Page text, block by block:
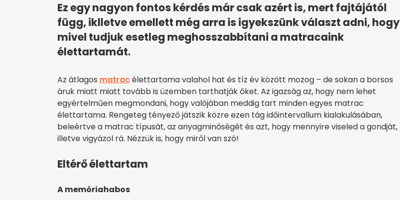
Ez egy nagyon fontos kérdés már csak azért is, mert fajtájától
függ, iklletve emellett még arra is igyekszünk választ adni, hogy
mivel tudjuk esetleg meghosszabbítani a matracaink
élettartamát.
Az átlagos matracélettartama valahol hat és tíz év között mozog – de sokan a borsos
áruk miatt miatt tovább is üzemben tarthatják őket. Az igazság az, hogy nem lehet
egyértelműen megmondani, hogy valójában meddig tart minden egyes matrac
élettartama. Rengeteg tényező játszik közre ezen tág időintervallum kialakulásában,
beleértve a matrac típusát, az anyagminőségét és azt, hogy mennyire viseled a gondját,
illetve vigyázol rá. Nézzük is, hogy miről van szó!
Eltérő élettartam
A memóriahabos